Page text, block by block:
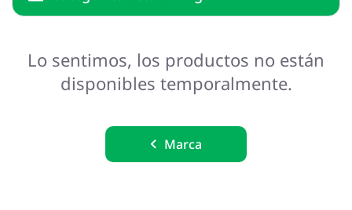
Lo sentimos, los productos no están
disponibles temporalmente.
Marca